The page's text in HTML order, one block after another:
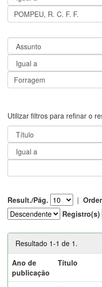
Utilizar filtros para refinar o
Result./Pág. |
Registro(s)
Resultado 1-1 de 1.
Ano de
publicação
Título